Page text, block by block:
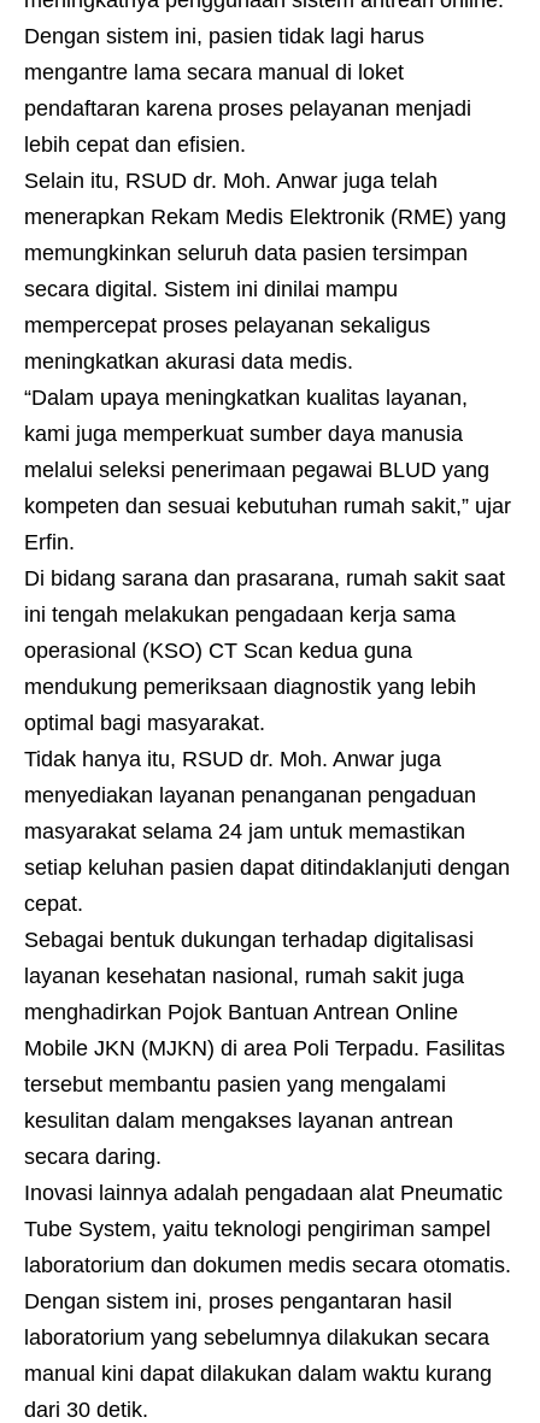
Dengan sistem ini, pasien tidak lagi harus
mengantre lama secara manual di loket
pendaftaran karena proses pelayanan menjadi
lebih cepat dan efisien.
Selain itu, RSUD dr. Moh. Anwar juga telah
menerapkan Rekam Medis Elektronik (RME) yang
memungkinkan seluruh data pasien tersimpan
secara digital. Sistem ini dinilai mampu
mempercepat proses pelayanan sekaligus
meningkatkan akurasi data medis.
“Dalam upaya meningkatkan kualitas layanan,
kami juga memperkuat sumber daya manusia
melalui seleksi penerimaan pegawai BLUD yang
kompeten dan sesuai kebutuhan rumah sakit,” ujar
Erfin.
Di bidang sarana dan prasarana, rumah sakit saat
ini tengah melakukan pengadaan kerja sama
operasional (KSO) CT Scan kedua guna
mendukung pemeriksaan diagnostik yang lebih
optimal bagi masyarakat.
Tidak hanya itu, RSUD dr. Moh. Anwar juga
menyediakan layanan penanganan pengaduan
masyarakat selama 24 jam untuk memastikan
setiap keluhan pasien dapat ditindaklanjuti dengan
cepat.
Sebagai bentuk dukungan terhadap digitalisasi
layanan kesehatan nasional, rumah sakit juga
menghadirkan Pojok Bantuan Antrean Online
Mobile JKN (MJKN) di area Poli Terpadu. Fasilitas
tersebut membantu pasien yang mengalami
kesulitan dalam mengakses layanan antrean
secara daring.
Inovasi lainnya adalah pengadaan alat Pneumatic
Tube System, yaitu teknologi pengiriman sampel
laboratorium dan dokumen medis secara otomatis.
Dengan sistem ini, proses pengantaran hasil
laboratorium yang sebelumnya dilakukan secara
manual kini dapat dilakukan dalam waktu kurang
dari 30 detik.